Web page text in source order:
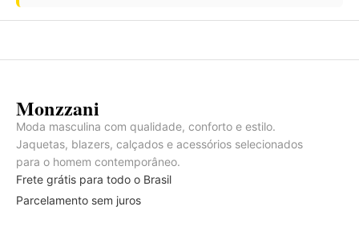
Monzzani
Moda masculina com qualidade, conforto e estilo.
Jaquetas, blazers, calçados e acessórios selecionados
para o homem contemporâneo.
Frete grátis para todo o Brasil
Parcelamento sem juros